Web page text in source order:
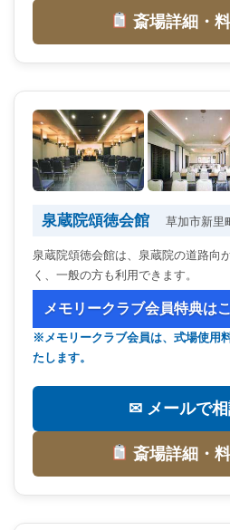
斎場詳細・
泉蔵院頌徳会館 草加市新里
泉蔵院頌徳会館は、泉蔵院の道路向
く、一般の方も利用できます。
メモリークラブ会員特典は
※メモリークラブ会員は、式場使用
たします。
✉ メールで
斎場詳細・